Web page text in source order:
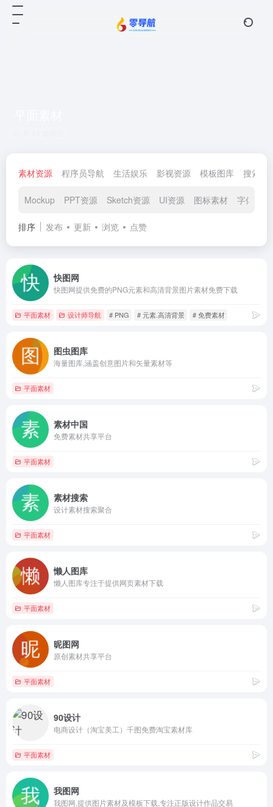
素材资源 程序员导航 生活娱乐 影视资源 模板图库 搜索查
Mockup PPT资源 Sketch资源 UI资源 图标素材 字体资源
排序 发布 更新 浏览 点赞
快图网
快图网提供免费的PNG元素和高清背景图片素材免费下载
平面素材 设计师导航 # PNG # 元素.高清背景 # 免费素材
图虫图库
海量图库,涵盖创意图片和矢量素材等
平面素材
素材中国
免费素材共享平台
平面素材
素材搜索
设计素材搜索聚合
平面素材
懒人图库
懒人图库专注于提供网页素材下载
平面素材
昵图网
原创素材共享平台
平面素材
90设计
电商设计（淘宝美工）千图免费淘宝素材库
平面素材
我图网
我图网,提供图片素材及模板下载,专注正版设计作品交易